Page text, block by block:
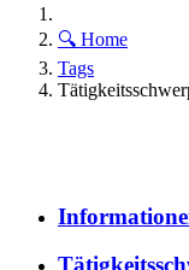
🔍 Home
Tags